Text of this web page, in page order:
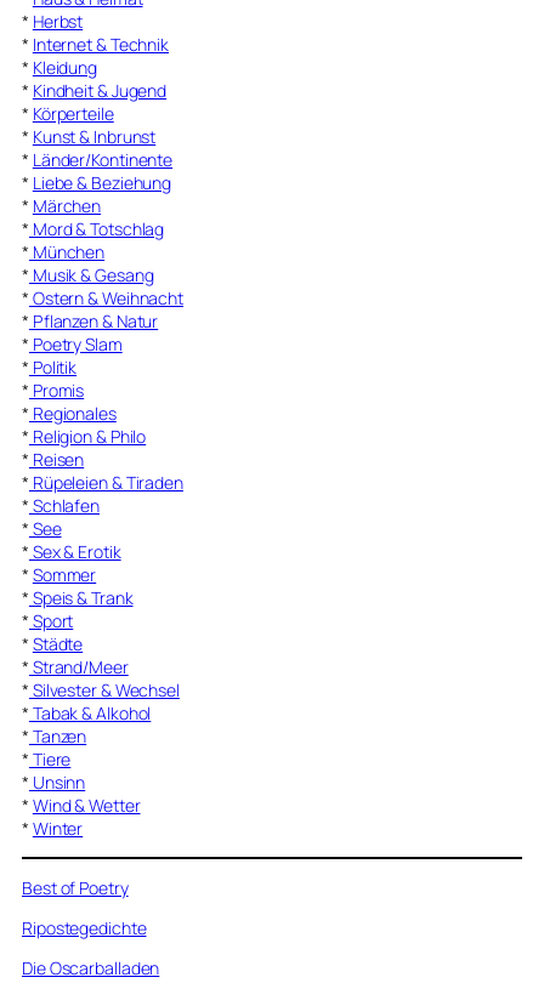
* Herbst
* Internet & Technik
* Kleidung
* Kindheit & Jugend
* Körperteile
* Kunst & Inbrunst
* Länder/Kontinente
* Liebe & Beziehung
* Märchen
* Mord & Totschlag
* München
* Musik & Gesang
* Ostern & Weihnacht
* Pflanzen & Natur
* Poetry Slam
* Politik
* Promis
* Regionales
* Religion & Philo
* Reisen
* Rüpeleien & Tiraden
* Schlafen
* See
* Sex & Erotik
* Sommer
* Speis & Trank
* Sport
* Städte
* Strand/Meer
* Silvester & Wechsel
* Tabak & Alkohol
* Tanzen
* Tiere
* Unsinn
* Wind & Wetter
* Winter
Best of Poetry
Ripostegedichte
Die Oscarballaden